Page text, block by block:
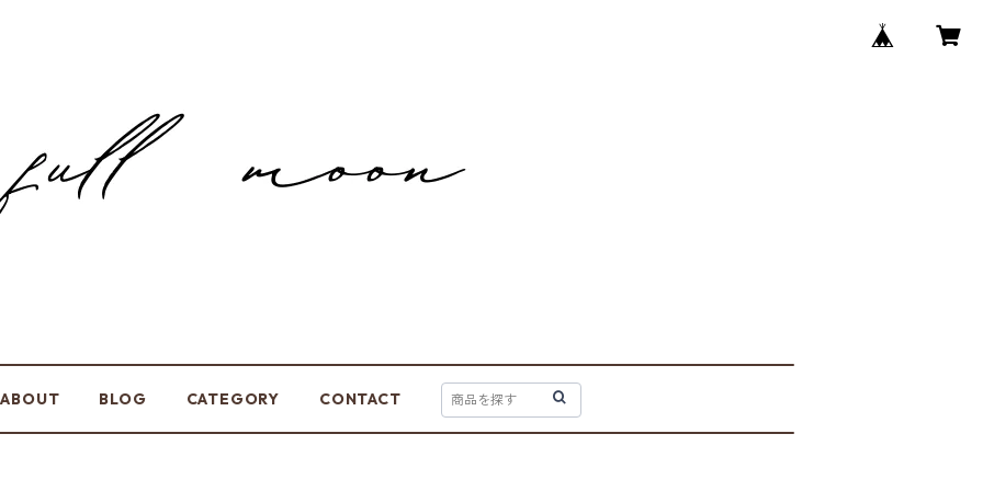
ABOUT BLOG CATEGORY CONTACT